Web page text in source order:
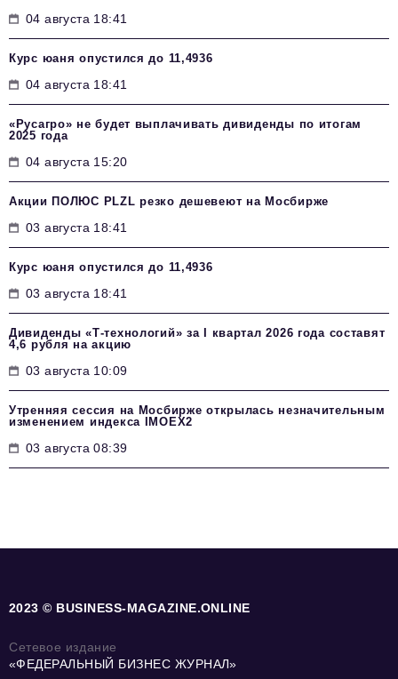
04 августа 18:41
Курс юаня опустился до 11,4936
04 августа 18:41
«Русагро» не будет выплачивать дивиденды по итогам
2025 года
04 августа 15:20
Акции ПОЛЮС PLZL резко дешевеют на Мосбирже
03 августа 18:41
Курс юаня опустился до 11,4936
03 августа 18:41
Дивиденды «Т-технологий» за I квартал 2026 года составят
4,6 рубля на акцию
03 августа 10:09
Утренняя сессия на Мосбирже открылась незначительным
изменением индекса IMOEX2
03 августа 08:39
2023 © BUSINESS-MAGAZINE.ONLINE
Сетевое издание
«ФЕДЕРАЛЬНЫЙ БИЗНЕС ЖУРНАЛ»